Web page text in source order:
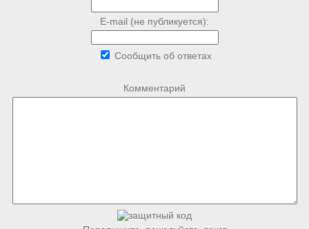
E-mail (не публикуется):
Сообщить об ответах
Комментарий